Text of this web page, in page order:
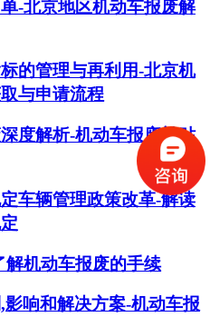
-北京地区机动车报废解
的管理与再利用-北京机
与申请流程
度解析-机动车报废补贴
车辆管理政策改革-解读
机动车报废的手续
响和解决方案-机动车报